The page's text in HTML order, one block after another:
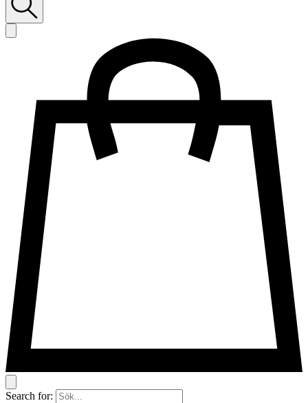
Search for: